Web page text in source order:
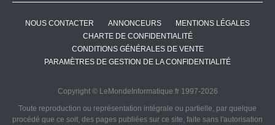
NOUS CONTACTER ANNONCEURS
MENTIONS LÉGALES
CHARTE DE CONFIDENTIALITÉ
CONDITIONS GÉNÉRALES DE VENTE
PARAMÈTRES DE GESTION DE LA CONFIDENTIALITÉ
Copyright © LeMondeInformatique.fr 1997-2026
Toute reproduction ou représentation intégrale ou partielle, par quelque
procédé que ce soit, des pages publiées sur ce site, faite sans l'autorisation